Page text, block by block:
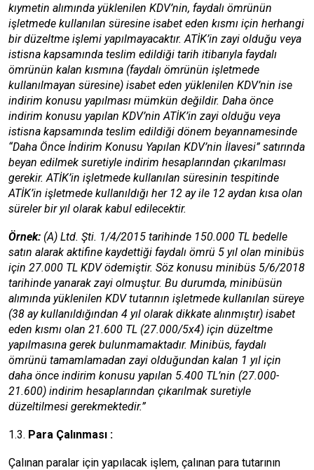
kıymetin alımında yüklenilen KDV’nin, faydalı ömrünün
işletmede kullanılan süresine isabet eden kısmı için herhangi
bir düzeltme işlemi yapılmayacaktır. ATİK’in zayi olduğu veya
istisna kapsamında teslim edildiği tarih itibarıyla faydalı
ömrünün kalan kısmına (faydalı ömrünün işletmede
kullanılmayan süresine) isabet eden yüklenilen KDV’nin ise
indirim konusu yapılması mümkün değildir. Daha önce
indirim konusu yapılan KDV’nin ATİK’in zayi olduğu veya
istisna kapsamında teslim edildiği dönem beyannamesinde
“Daha Önce İndirim Konusu Yapılan KDV’nin İlavesi” satırında
beyan edilmek suretiyle indirim hesaplarından çıkarılması
gerekir. ATİK’in işletmede kullanılan süresinin tespitinde
ATİK’in işletmede kullanıldığı her 12 ay ile 12 aydan kısa olan
süreler bir yıl olarak kabul edilecektir.
Örnek: (A) Ltd. Şti. 1/4/2015 tarihinde 150.000 TL bedelle
satın alarak aktifine kaydettiği faydalı ömrü 5 yıl olan minibüs
için 27.000 TL KDV ödemiştir. Söz konusu minibüs 5/6/2018
tarihinde yanarak zayi olmuştur. Bu durumda, minibüsün
alımında yüklenilen KDV tutarının işletmede kullanılan süreye
(38 ay kullanıldığından 4 yıl olarak dikkate alınmıştır) isabet
eden kısmı olan 21.600 TL (27.000/5x4) için düzeltme
yapılmasına gerek bulunmamaktadır. Minibüs, faydalı
ömrünü tamamlamadan zayi olduğundan kalan 1 yıl için
daha önce indirim konusu yapılan 5.400 TL’nin (27.000-
21.600) indirim hesaplarından çıkarılmak suretiyle
düzeltilmesi gerekmektedir.”
​​​​​​​1.3. Para Çalınması :
Çalınan paralar için yapılacak işlem, çalınan para tutarının